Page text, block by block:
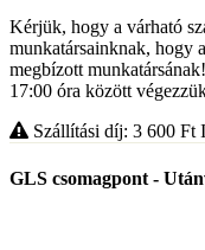
Kérjük, hogy a várható
munkatársainknak, hogy
megbízott
17:00 óra között
Szállítási díj: 3 600 Ft
GLS csomagpont -